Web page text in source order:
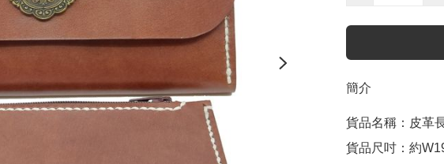
簡介
貨品名稱：皮革
貨品尺吋：約